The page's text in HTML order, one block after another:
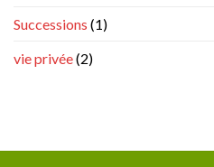
Successions (1)
vie privée(2)